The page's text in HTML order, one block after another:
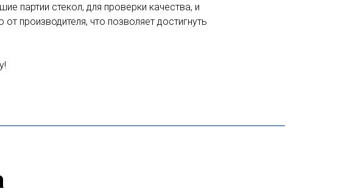
партии стекол, для проверки качества, и
производителя, что позволяет достигнуть